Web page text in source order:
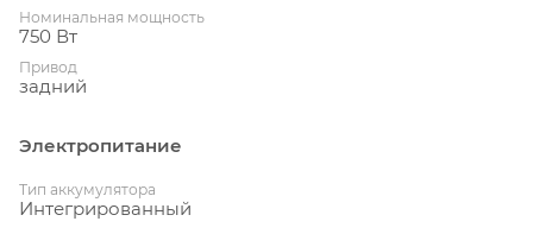
Номинальная мощность
750 Вт
Привод
задний
Электропитание
Тип аккумулятора
Интегрированный